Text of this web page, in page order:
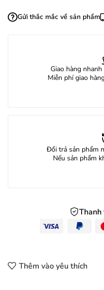
Gửi thắc mắc về sản phẩm
Giao hàng
Miễn phí giao
Đổi trả sản phẩm
Nếu sản phẩm
Thanh
Thêm vào yêu thích